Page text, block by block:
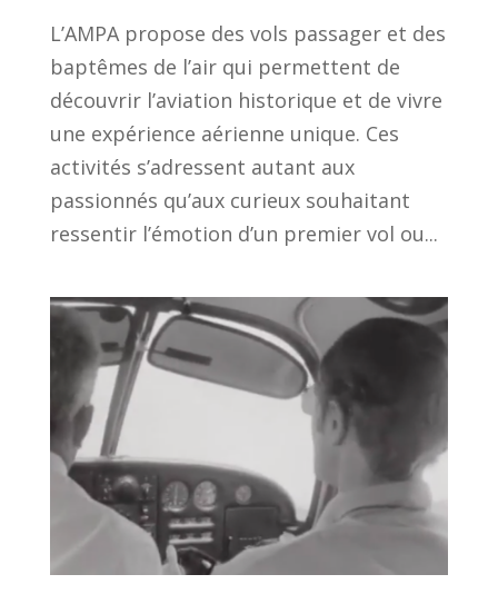
L’AMPA propose des vols passager et des
baptêmes de l’air qui permettent de
découvrir l’aviation historique et de vivre
une expérience aérienne unique. Ces
activités s’adressent autant aux
passionnés qu’aux curieux souhaitant
ressentir l’émotion d’un premier vol ou...